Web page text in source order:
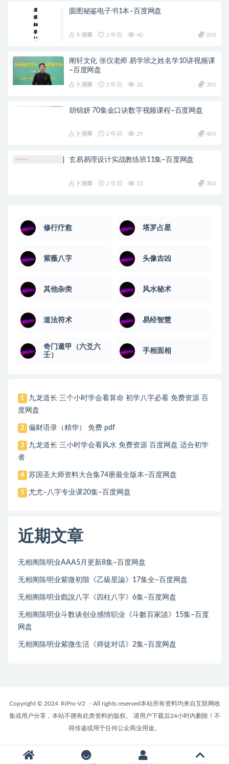
圆图秘鉴电子书1本–百度网盘
占卜测事 2 年前 40 200
阐轩文化 张仪老师 易学班之姓名学10讲视频课
–百度网盘
占卜测事 2 年前 26 300
胡锦妍 70集金口诀数字视频课程–百度网盘
占卜测事 2 年前 29 400
玄易易理设计实战教练班11集–百度网盘
占卜测事 2 年前 23 300
修行疗愈 塔罗占星
紫薇八字 头像吉凶
其他杂类 风水秘术
道法符术 易经智慧
奇门遁甲（六爻六
壬）
手相面相
1
九龙道长 三个小时学会看算命 初学八字必看 免费资源 百
度网盘
2 偏财语录（精华） 免费 pdf
3
九龙道长 三小时学会看风水 免费资源 百度网盘 适合初学
者
4 苏国圣大师资料大合集74册最全版本–百度网盘
5 尤尤–八字专业课20集–百度网盘
近期文章
无相阁陈明业AAA5月更新8集–百度网盘
无相阁陈明业紫微初階《乙級星論》17集全–百度网盘
无相阁陈明业戲說八字《四柱八字》6集–百度网盘
无相阁陈明业斗数谈创业感情职业《斗數百家談》15集–百度
网盘
无相阁陈明业紫微生活《师徒对话》2集–百度网盘
Copyright © 2024 RiPro-V2
- All rights reserved本站所有资料均来自互联网收
集或用户分享，本站不拥有此类资料的版权。 请用户下载后24小时内删除！不
得传递或用于任何公众商业用途。